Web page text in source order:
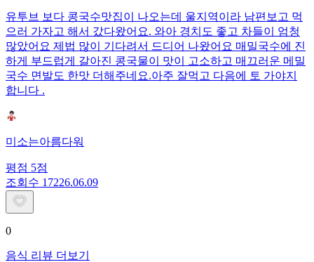
유투브 보다 콩국수맛집이 나오는데 울지역이라 남편보고 먹
으러 가자고 해서 갔다왔어요. 와아 경치도 좋고 차들이 엄청
많았어요 제법 많이 기다려서 드디어 나왔어요 매밀국수에 진
하게 부드럽게 갈아진 콩국물이 맛이 고소하고 매끄러운 메밀
국수 면발도 한맛 더해주네요.아주 잘먹고 다음에 토 가야지
합니다 .
미소는아름다워
평점 5점
조회수 17226.06.09
0
음식 리뷰 더보기